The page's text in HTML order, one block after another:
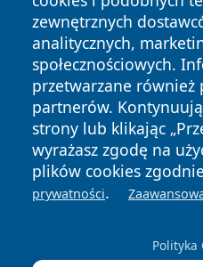
zewnętrznych
analitycznych,
społecznościowych.
przetwarzane również
partnerów.
strony lub klikając
wyrażasz zgodę na
plików cookies
prywatności.
Polityka
Copyright © 2026
zastrzeżone.
News Autorzy
Polityka